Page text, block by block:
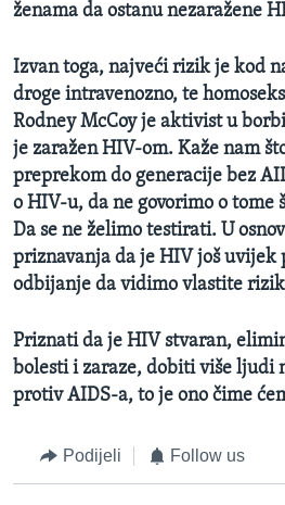
ženama da ostanu nezaražene
Izvan toga, najveći rizik je kod
droge intravenozno, te
Rodney McCoy je aktivist u
je zaražen HIV-om. Kaže nam
preprekom do generacije bez
o HIV-u, da ne govorimo o tome
Da se ne želimo testirati. U
priznavanja da je HIV još uvijek
odbijanje da vidimo vlastite
Priznati da je HIV stvaran,
bolesti i zaraze, dobiti više ljudi
protiv AIDS-a, to je ono čime
Podijeli Follow us